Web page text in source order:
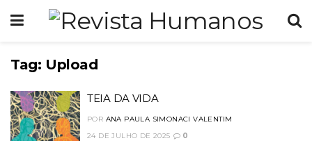
Tag: Upload
TEIA DA VIDA
POR ANA PAULA SIMONACI VALENTIM
24 DE JULHO DE 2025
0